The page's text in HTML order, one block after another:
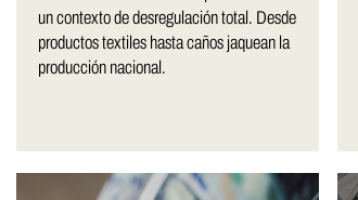
un contexto de desregulación total. Desde
productos textiles hasta caños jaquean la
producción nacional.